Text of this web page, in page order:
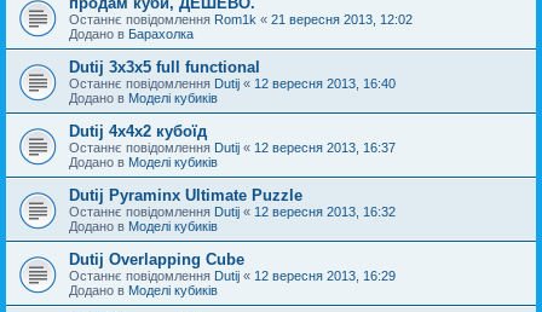
Останнє повідомлення Rom1k « 21 вересня 2013, 12:02
Додано в Барахолка
Dutij 3х3х5 full functional
Останнє повідомлення Dutij « 12 вересня 2013, 16:40
Додано в Моделі кубиків
Dutij 4х4х2 кубоїд
Останнє повідомлення Dutij « 12 вересня 2013, 16:37
Додано в Моделі кубиків
Dutij Pyraminx Ultimate Puzzle
Останнє повідомлення Dutij « 12 вересня 2013, 16:32
Додано в Моделі кубиків
Dutij Overlapping Cube
Останнє повідомлення Dutij « 12 вересня 2013, 16:29
Додано в Моделі кубиків